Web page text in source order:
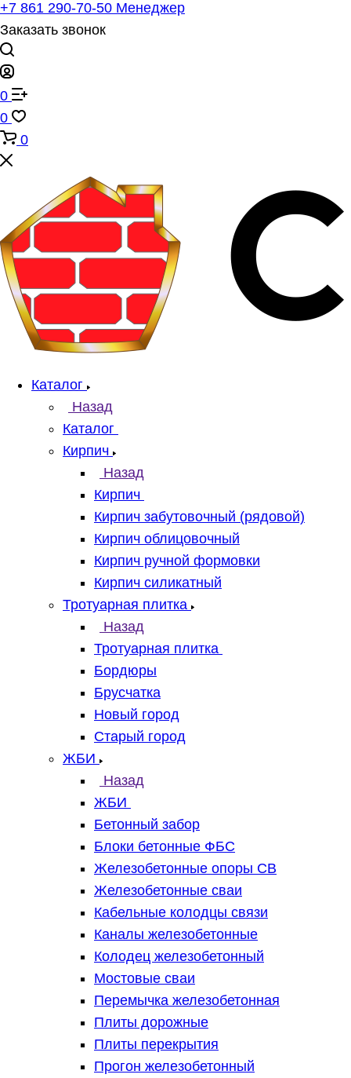
+7 861 290-70-50 Менеджер
Заказать звонок
0
0
0
Каталог
Назад
Каталог
Кирпич
Назад
Кирпич
Кирпич забутовочный (рядовой)
Кирпич облицовочный
Кирпич ручной формовки
Кирпич силикатный
Тротуарная плитка
Назад
Тротуарная плитка
Бордюры
Брусчатка
Новый город
Старый город
ЖБИ
Назад
ЖБИ
Бетонный забор
Блоки бетонные ФБС
Железобетонные опоры СВ
Железобетонные сваи
Кабельные колодцы связи
Каналы железобетонные
Колодец железобетонный
Мостовые сваи
Перемычка железобетонная
Плиты дорожные
Плиты перекрытия
Прогон железобетонный